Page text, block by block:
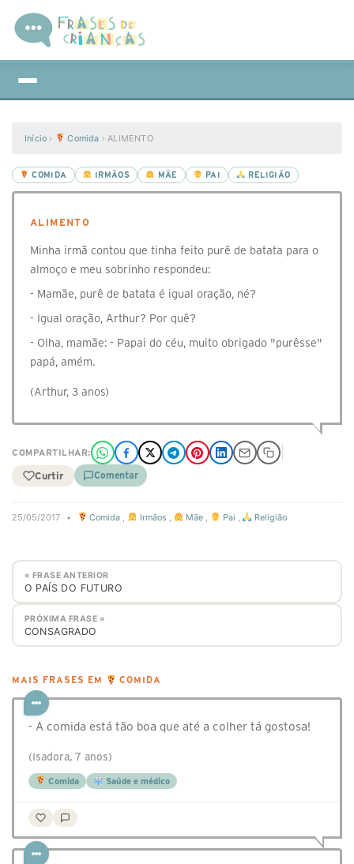
Início › Comida ›ALIMENTO
COMIDA IRMÃOS MÃE PAI RELIGIÃO
ALIMENTO
Minha irmã contou que tinha feito purê de batata para o
almoço e meu sobrinho respondeu:
- Mamãe, purê de batata é igual oração, né?
- Igual oração, Arthur? Por quê?
- Olha, mamãe: - Papai do céu, muito obrigado "purêsse"
papá, amém.
(Arthur, 3 anos)
COMPARTILHAR:
Curtir Comentar
25/05/2017 • Comida , Irmãos , Mãe , Pai , Religião
« FRASE ANTERIOR
O PAÍS DO FUTURO
PRÓXIMA FRASE »
CONSAGRADO
MAIS FRASES EM COMIDA
- A comida está tão boa que até a colher tá gostosa!
(Isadora, 7 anos)
Comida Saúde e médico